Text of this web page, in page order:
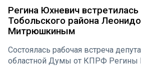
Регина Юхневич встретилась
Тобольского района
Митрюшкиным
Состоялась рабочая встреча
областной Думы от КПРФ Регины